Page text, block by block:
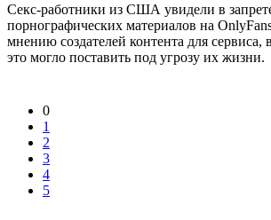
Секс-работники из США увидели в
порнографических материалов на
мнению создателей контента для сервиса,
это могло поставить под угрозу их жизни.
0
1
2
3
4
5